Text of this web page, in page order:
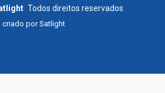
Todos direitos reservados
criado porSatlight